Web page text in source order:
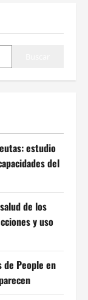
estudio
del
de los
y uso
de People en